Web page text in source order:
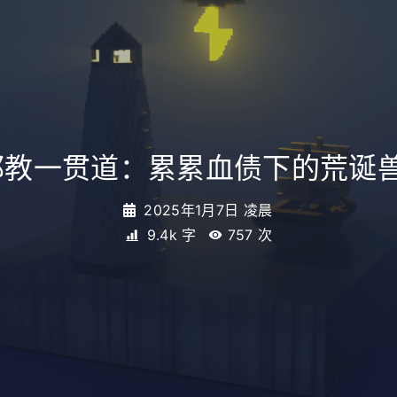
一贯道：累累血债下的荒诞
2025年1月7日 凌晨
9.4k 字
757 次